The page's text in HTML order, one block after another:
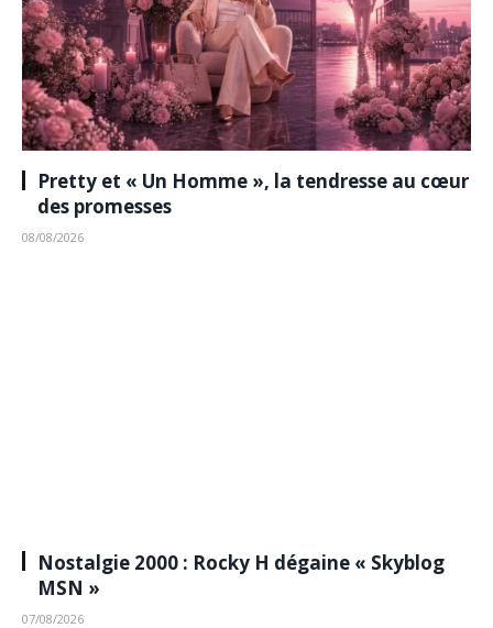
Pretty et « Un Homme », la tendresse au cœur
des promesses
08/08/2026
Nostalgie 2000 : Rocky H dégaine « Skyblog
MSN »
07/08/2026